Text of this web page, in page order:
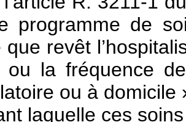
programme de
que revêt
ou la fréquence
ou à domicile
laquelle ces